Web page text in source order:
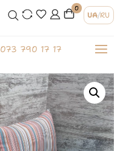
0
UA/RU
073 790 17 17